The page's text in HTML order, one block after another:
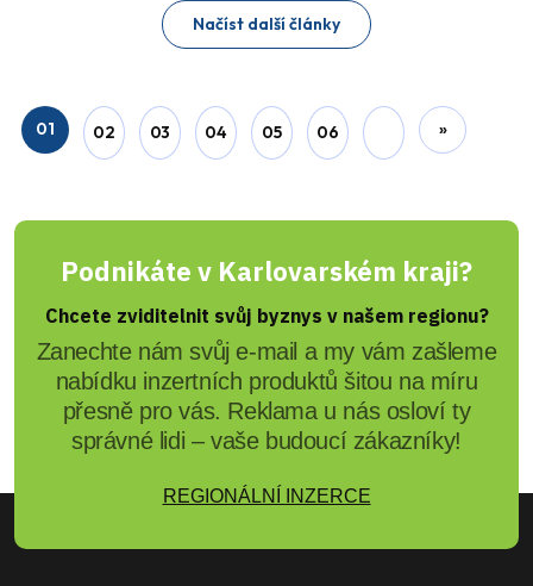
Načíst další články
01 02 03 04 05 06 »
Podnikáte v Karlovarském kraji?
Chcete zviditelnit svůj byznys v našem regionu?
Zanechte nám svůj e-mail a my vám zašleme
nabídku inzertních produktů šitou na míru
přesně pro vás. Reklama u nás osloví ty
správné lidi – vaše budoucí zákazníky!
REGIONÁLNÍ INZERCE